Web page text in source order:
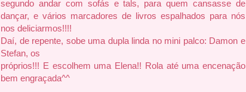
segundo andar com sofás e tals, para quem cansasse de
dançar, e vários marcadores de livros espalhados para nós
nos deliciarmos!!!!
Daí, de repente, sobe uma dupla linda no mini palco: Damon e
Stefan, os
próprios!!! E escolhem uma Elena!! Rola até uma encenação
bem engraçada^^